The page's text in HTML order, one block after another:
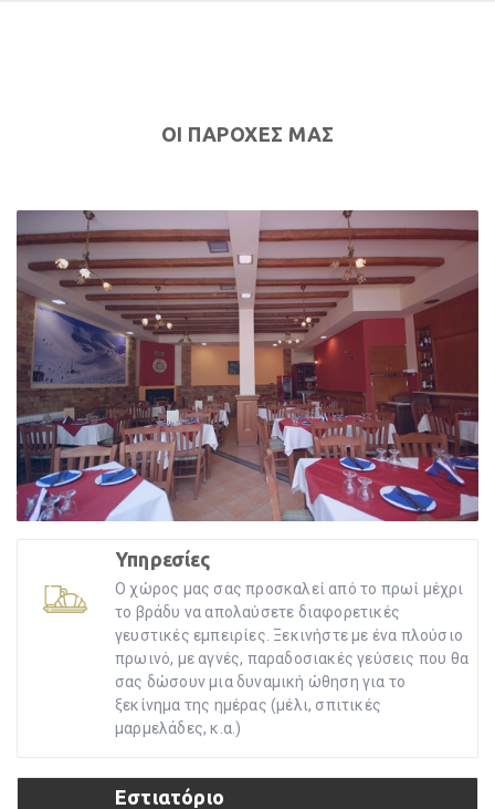
ΟΙ ΠΑΡΟΧΕΣ ΜΑΣ
Υπηρεσίες
Ο χώρος μας σας προσκαλεί από το πρωί μέχρι
το βράδυ να απολαύσετε διαφορετικές
γευστικές εμπειρίες. Ξεκινήστε με ένα πλούσιο
πρωινό, με αγνές, παραδοσιακές γεύσεις που θα
σας δώσουν μια δυναμική ώθηση για το
ξεκίνημα της ημέρας (μέλι, σπιτικές
μαρμελάδες, κ.α.)
Εστιατόριο